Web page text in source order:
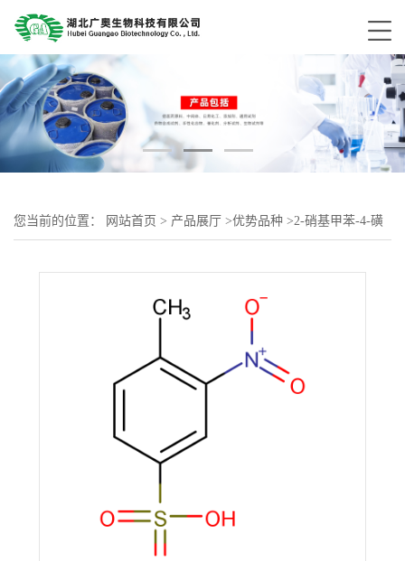
您当前的位置： 网站首页 > 产品展厅 >优势品种 >2-硝基甲苯-4-磺